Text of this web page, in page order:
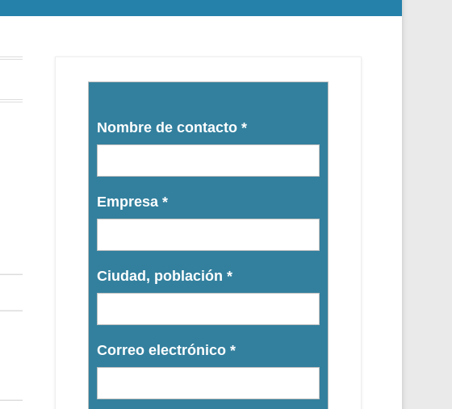
Nombre de contacto *
Empresa *
Ciudad, población *
Correo electrónico *